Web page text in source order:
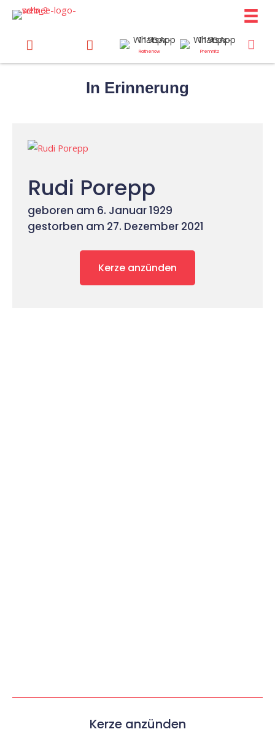
Zum
Inhalt
springen
Rathenow Premnitz
In Erinnerung
Rudi Porepp
geboren am 6. Januar 1929
gestorben am 27. Dezember 2021
Kerze anzünden
Kerze anzünden